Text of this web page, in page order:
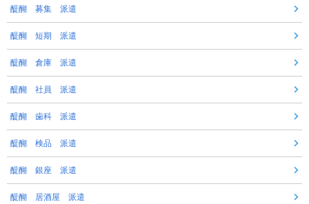
醍醐 募集 派遣
醍醐 短期 派遣
醍醐 倉庫 派遣
醍醐 社員 派遣
醍醐 歯科 派遣
醍醐 検品 派遣
醍醐 銀座 派遣
醍醐 居酒屋 派遣